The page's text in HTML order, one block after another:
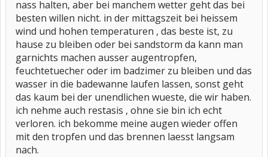
nass halten, aber bei manchem wetter geht das bei
besten willen nicht. in der mittagszeit bei heissem
wind und hohen temperaturen , das beste ist, zu
hause zu bleiben oder bei sandstorm da kann man
garnichts machen ausser augentropfen,
feuchtetuecher oder im badzimer zu bleiben und das
wasser in die badewanne laufen lassen, sonst geht
das kaum bei der unendlichen wueste, die wir haben.
ich nehme auch restasis , ohne sie bin ich echt
verloren. ich bekomme meine augen wieder offen
mit den tropfen und das brennen laesst langsam
nach.